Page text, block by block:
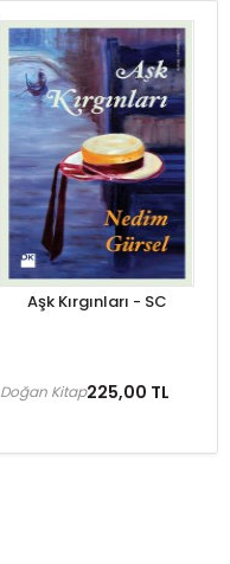
Aşk Kırgınları - SC
225,00 TL
Doğan Kitap